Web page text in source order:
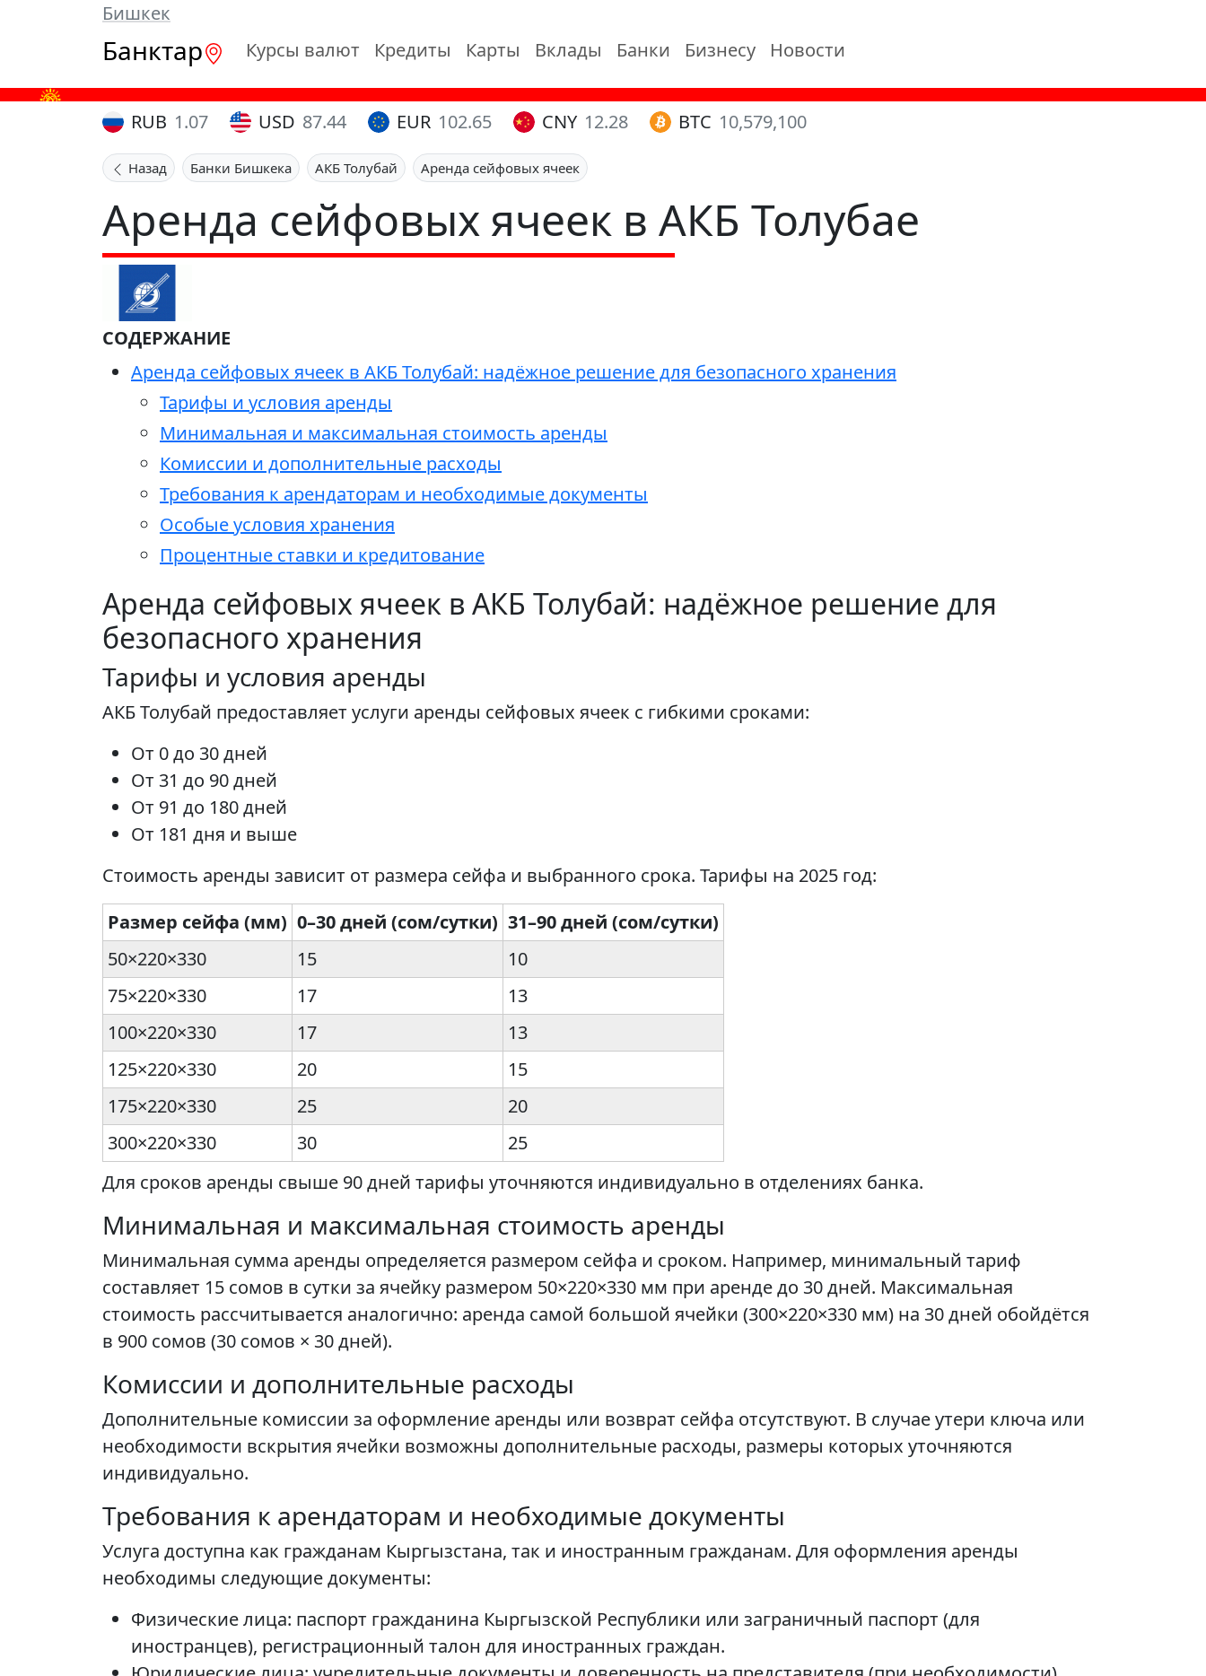
Бишкек
Банктар Курсы валют Кредиты Карты Вклады Банки Бизнесу Новости
RUB 1.07 USD 87.44 EUR 102.65 CNY 12.28 BTC 10,579,100
Назад Банки Бишкека АКБ Толубай Аренда сейфовых ячеек
Аренда сейфовых ячеек в АКБ Толубае
СОДЕРЖАНИЕ
Аренда сейфовых ячеек в АКБ Толубай: надёжное решение для безопасного хранения
Тарифы и условия аренды
Минимальная и максимальная стоимость аренды
Комиссии и дополнительные расходы
Требования к арендаторам и необходимые документы
Особые условия хранения
Процентные ставки и кредитование
Аренда сейфовых ячеек в АКБ Толубай: надёжное решение для
безопасного хранения
Тарифы и условия аренды
АКБ Толубай предоставляет услуги аренды сейфовых ячеек с гибкими сроками:
От 0 до 30 дней
От 31 до 90 дней
От 91 до 180 дней
От 181 дня и выше
Стоимость аренды зависит от размера сейфа и выбранного срока. Тарифы на 2025 год:
Размер сейфа (мм) 0–30 дней (сом/сутки) 31–90 дней (сом/сутки)
50×220×330
15
10
75×220×330
17
13
100×220×330
17
13
125×220×330
20
15
175×220×330
25
20
300×220×330
30
25
Для сроков аренды свыше 90 дней тарифы уточняются индивидуально в отделениях банка.
Минимальная и максимальная стоимость аренды
Минимальная сумма аренды определяется размером сейфа и сроком. Например, минимальный тариф
составляет 15 сомов в сутки за ячейку размером 50×220×330 мм при аренде до 30 дней. Максимальная
стоимость рассчитывается аналогично: аренда самой большой ячейки (300×220×330 мм) на 30 дней обойдётся
в 900 сомов (30 сомов × 30 дней).
Комиссии и дополнительные расходы
Дополнительные комиссии за оформление аренды или возврат сейфа отсутствуют. В случае утери ключа или
необходимости вскрытия ячейки возможны дополнительные расходы, размеры которых уточняются
индивидуально.
Требования к арендаторам и необходимые документы
Услуга доступна как гражданам Кыргызстана, так и иностранным гражданам. Для оформления аренды
необходимы следующие документы:
Физические лица: паспорт гражданина Кыргызской Республики или заграничный паспорт (для
иностранцев), регистрационный талон для иностранных граждан.